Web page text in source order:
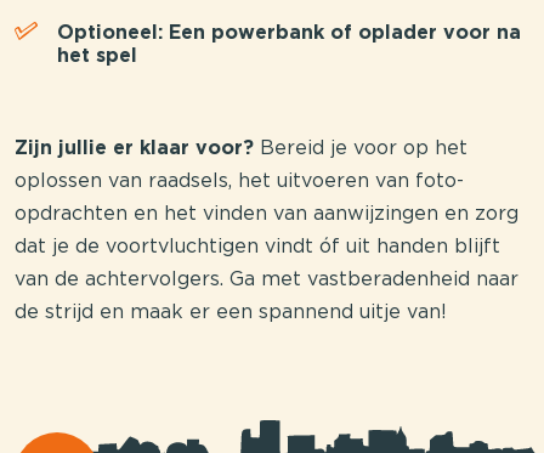
Optioneel: Een powerbank of oplader voor na
het spel
Zijn jullie er klaar voor? Bereid je voor op het
oplossen van raadsels, het uitvoeren van foto-
opdrachten en het vinden van aanwijzingen en zorg
dat je de voortvluchtigen vindt óf uit handen blijft
van de achtervolgers. Ga met vastberadenheid naar
de strijd en maak er een spannend uitje van!